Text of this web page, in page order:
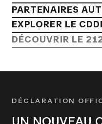
PARTENAIRES
EXPLORER LE
DÉCOUVRIR LE
DÉCLARATION
UN NOUVEAU